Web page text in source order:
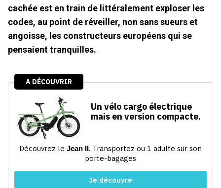
cachée est en train de littéralement exploser les
codes, au point de réveiller, non sans sueurs et
angoisse, les constructeurs européens qui se
pensaient tranquilles.